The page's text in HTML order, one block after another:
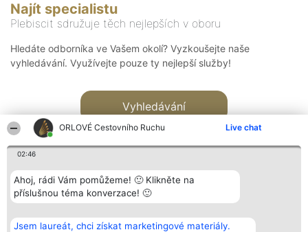
ORLOVÉ Cestovního Ruchu Live chat
02:46
Ahoj, rádi Vám pomůžeme! 🙂 Klikněte na
příslušnou téma konverzace! 🙂
Jsem laureát, chci získat marketingové materiály.
Najít specialistu
Plebiscit sdružuje těch nejlepších v oboru
Hledáte odborníka ve Vašem okolí? Vyzkoušejte naše
vyhledávání. Využívejte pouze ty nejlepší služby!
Vyhledávání
Bright Side Solutions sp. z o.
o. sp. k.
Vítězové
Seznam všech
Kontakt